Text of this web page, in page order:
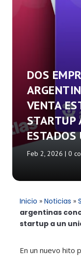
DOS
VENTA
STARTUP
ESTADOS
Feb 2, 2026 | 0
Inicio » Noticias »
argentinas
startup a un
En un nuevo hito